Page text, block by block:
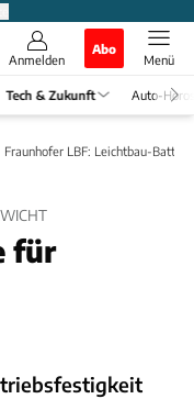
Anmelden
Abo
Menü
Tech & Zukunft Auto-
Fraunhofer LBF: Leichtbau-
für